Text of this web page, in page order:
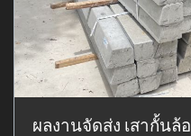
ผลงานจัดส่ง เสากั้นล้อ